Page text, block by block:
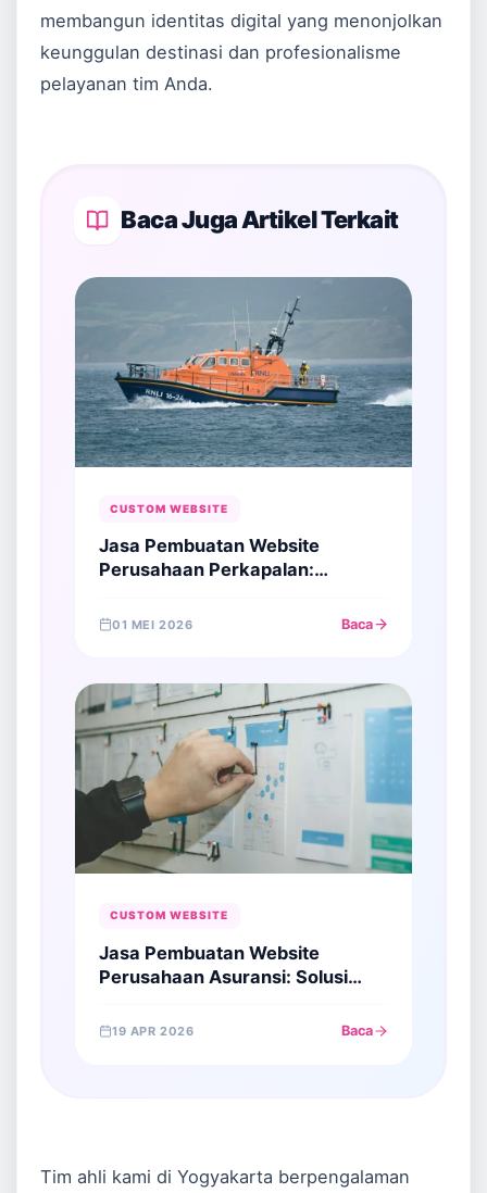
membangun identitas digital yang menonjolkan
keunggulan destinasi dan profesionalisme
pelayanan tim Anda.
Baca Juga Artikel Terkait
CUSTOM WEBSITE
Jasa Pembuatan Website
Perusahaan Perkapalan:
Pelayaran Global
01 MEI 2026 Baca
CUSTOM WEBSITE
Jasa Pembuatan Website
Perusahaan Asuransi: Solusi
Finansial Digital
19 APR 2026 Baca
Tim ahli kami di Yogyakarta berpengalaman